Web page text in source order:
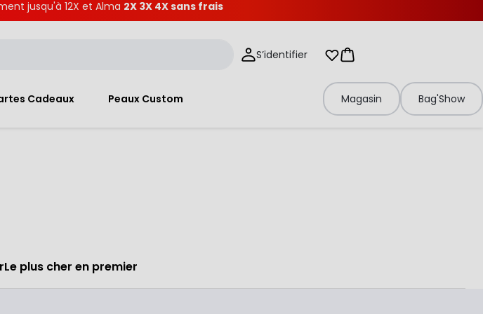
jusqu'à 12X et Alma 2X 3X 4X sans frais
S’identifier Mes listes d'envies
Panier
Cadeaux Peaux Custom Magasin Bag'Show
Le plus cher en premier